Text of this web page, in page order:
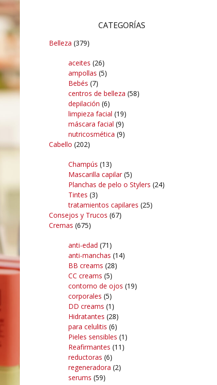
CATEGORÍAS
Belleza (379)
aceites (26)
ampollas (5)
Bebés (7)
centros de belleza (58)
depilación (6)
limpieza facial (19)
máscara facial (9)
nutricosmética (9)
Cabello (202)
Champús (13)
Mascarilla capilar(5)
Planchas de pelo o Stylers (24)
Tintes (3)
tratamientos capilares (25)
Consejos y Trucos (67)
Cremas (675)
anti-edad (71)
anti-manchas (14)
BB creams (28)
CC creams (5)
contorno de ojos (19)
corporales (5)
DD creams (1)
Hidratantes (28)
para celulitis (6)
Pieles sensibles (1)
Reafirmantes (11)
reductoras (6)
regeneradora (2)
serums (59)